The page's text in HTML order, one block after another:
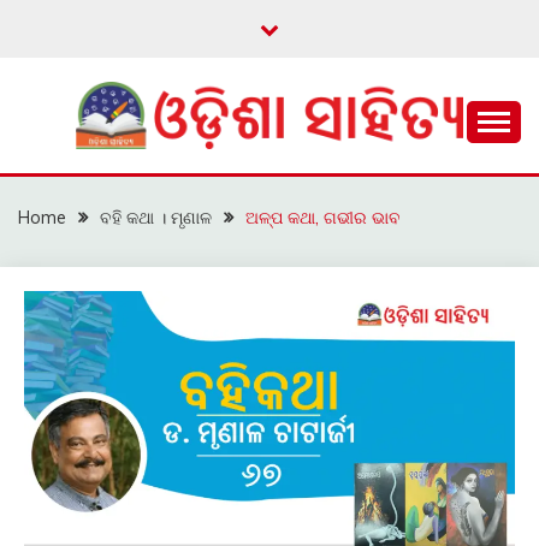
ଓଡ଼ିଶା ସାହିତ୍ୟ
Home ବହି କଥା । ମୃଣାଳ ଅଳ୍ପ କଥା, ଗଭୀର ଭାବ